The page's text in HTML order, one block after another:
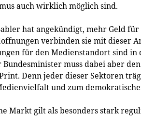
auch wirklich möglich sind.
hat angekündigt, mehr Geld
verbinden sie mit dieser
für den Medienstandort sind
muss dabei aber
Denn jeder dieser Sektoren
und zum
Markt gilt als besonders stark